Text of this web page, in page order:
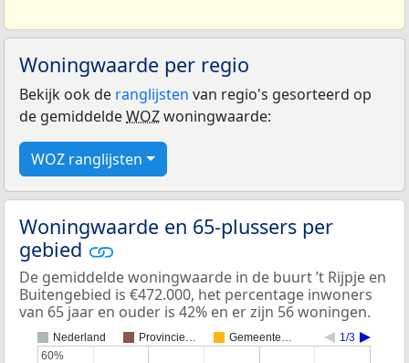
Woningwaarde per regio
Bekijk ook de ranglijsten van regio's gesorteerd op
de gemiddeldeWOZwoningwaarde:
WOZ ranglijsten
Woningwaarde en 65-plussers per
gebied
De gemiddelde woningwaarde in de buurt ’t Rijpje en
Buitengebied is €472.000, het percentage inwoners
van 65 jaar en ouder is 42% en er zijn 56 woningen.
Nederland Provincie… Gemeente… 1/3
60%
60%